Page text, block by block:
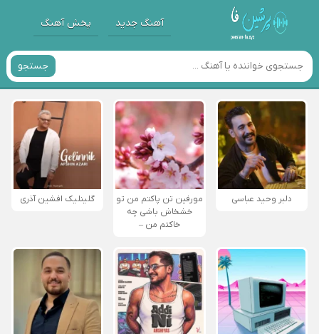
آهنگ جدید پخش آهنگ
جستجو
دلبر وحید عباسی
مورفین تن پاکتم من تو
خشخاش باشی چه
خاکتم من –
گلینلیک افشین آذری